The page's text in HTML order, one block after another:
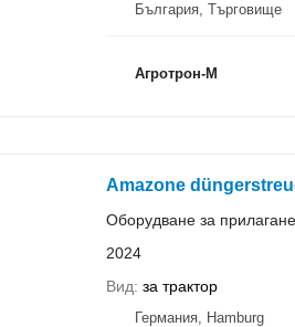
България, Търговище
Агротрон-М
Amazone
Оборудване за
2024
Вид за трактор
Германия, Hamburg